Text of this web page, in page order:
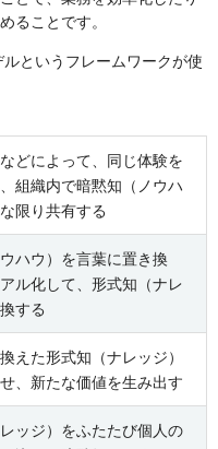
ることです。
というフレームワークが使
どによって、同じ体験を
組織内で暗黙知（ノウハ
限り共有する
ハウ）を言葉に置き換
ル化して、形式知（ナレ
する
えた形式知（ナレッジ）
、新たな価値を生み出す
ッジ）をふたたび個人の